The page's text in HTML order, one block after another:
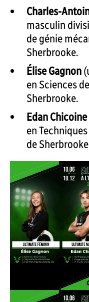
Charles-
masculin
de génie
Sherbrooke.
Élise Gagnon
en Sciences
Sherbrooke.
Edan Chicoine
en
de